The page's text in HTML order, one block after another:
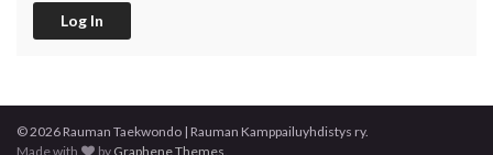
© 2026 Rauman Taekwondo | Rauman Kamppailuyhdistys ry.
Made with
by Graphene Themes